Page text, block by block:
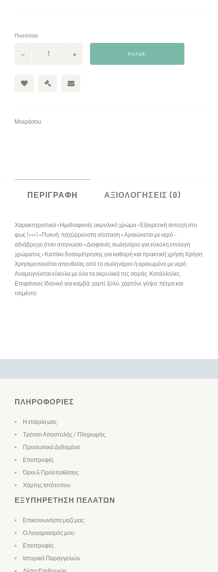
Ποσότητα
Καλάθι
Μοιράσου:
ΠΕΡΙΓΡΑΦΉ ΑΞΙΟΛΟΓΉΣΕΙΣ (0)
Χαρακτηριστικά • Ημιδιαφανές ακρυλικό χρώμα • Εξαιρετική αντοχή στο
φως (+++) • Πυκνή, παχύρρευστη σύσταση • Αραιώνεται με νερό –
αδιάβροχο όταν στεγνώσει • Διαφανές σωληνάριο για εύκολη επιλογή
χρώματος • Καπάκι δοσομέτρησης για καθαρή και πρακτική χρήση Χρήση
Χρησιμοποιείται απευθείας από το σωληνάριο ή αραιωμένο με νερό.
Αναμειγνύεται εύκολα με όλα τα ακρυλικά της σειράς. Κατάλληλες
Επιφάνειες Ιδανικό για καμβά, χαρτί, ξύλο, χαρτόνι, γύψο, πέτρα και
τσιμέντο.
ΠΛΗΡΟΦΟΡΊΕΣ
Η εταιρία μας
Τρόποι Αποστολής / Πληρωμής
Προσωπικά Δεδομένα
Επιστροφές
Όροι & Προϋποθέσεις
Χάρτης Ιστότοπου
ΕΞΥΠΗΡΈΤΗΣΗ ΠΕΛΑΤΏΝ
Επικοινωνήστε μαζί μας
Ο Λογαριασμός μου
Επιστροφές
Ιστορικό Παραγγελιών